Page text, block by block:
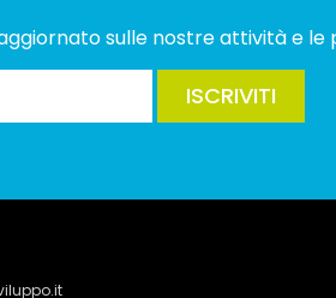
sulle nostre attività e le
ISCRIVITI